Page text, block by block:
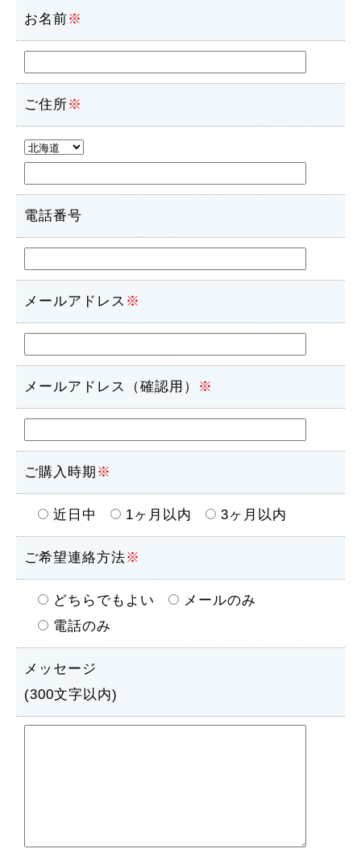
お名前※
ご住所※
電話番号
メールアドレス ※
メールアドレス（確認用） ※
ご購入時期 ※
近日中 1ヶ月以内 3ヶ月以内
ご希望連絡方法※
どちらでもよい
メールのみ
電話のみ
メッセージ
(300文字以内)